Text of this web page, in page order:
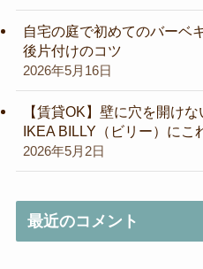
自宅の庭で初めてのバーベ
後片付けのコツ
2026年5月16日
【賃貸OK】壁に穴を開け
IKEA BILLY（ビリー）にこ
2026年5月2日
最近のコメント